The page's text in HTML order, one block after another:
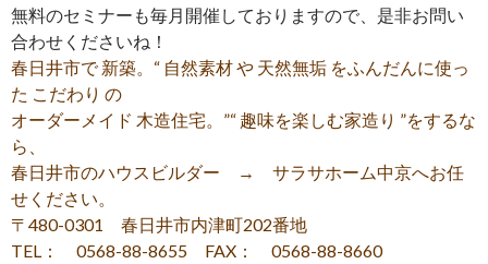
無料のセミナーも毎月開催しておりますので、是非お問い
合わせくださいね！
春日井市で 新築。“ 自然素材 や 天然無垢 をふんだんに使っ
た こだわり の
オーダーメイド 木造住宅。”“ 趣味を楽しむ家造り ”をするな
ら、
春日井市のハウスビルダー → サラサホーム中京へお任
せください。
〒480-0301 春日井市内津町202番地
TEL： 0568-88-8655 FAX： 0568-88-8660